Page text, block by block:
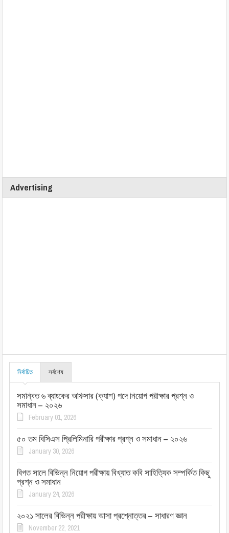
Advertising
নির্বাচিত সর্বশেষ
সমন্বিত ৬ ব্যাংকের অফিসার (ক্যাশ) পদে নিয়োগ পরীক্ষার প্রশ্ন ও
সমাধান – ২০২৬
February 01, 2026
৫০ তম বিসিএস প্রিলিমিনারি পরীক্ষার প্রশ্ন ও সমাধান – ২০২৬
January 30, 2026
বিগত সালে বিভিন্ন নিয়োগ পরীক্ষায় বিখ্যাত কবি সাহিত্যিক সম্পর্কিত কিছু
প্রশ্ন ও সমাধান
January 24, 2026
২০২১ সালের বিভিন্ন পরীক্ষায় আসা প্রশ্নোত্তর – সাধারণ জ্ঞান
November 22, 2021